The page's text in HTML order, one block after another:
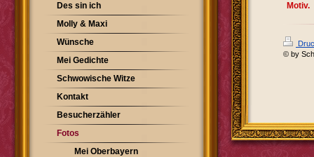
Motiv.
© by
Des sin ich
Molly & Maxi
Wünsche
Mei Gedichte
Schwowische Witze
Kontakt
Besucherzähler
Fotos
Mei Oberbayern